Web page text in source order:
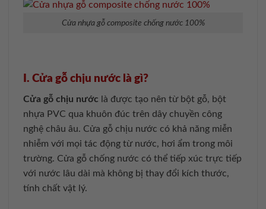
Cửa nhựa gỗ composite chống nước 100%
I. Cửa gỗ chịu nước là gì?
Cửa gỗ chịu nước là được tạo nên từ bột gỗ, bột
nhựa PVC qua khuôn đúc trên dây chuyền công
nghệ châu âu. Cửa gỗ chịu nước có khả năng miễn
nhiễm với mọi tác động từ nước, hơi ẩm trong môi
trường. Cửa gỗ chống nước có thể tiếp xúc trực tiếp
với nước lâu dài mà không bị thay đổi kích thước,
tính chất vật lý.